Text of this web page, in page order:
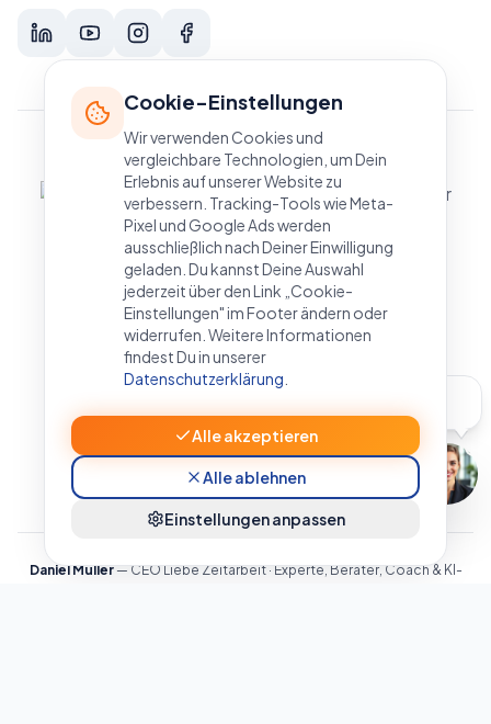
Mitglied in
Daniel Müller— CEO Liebe Zeitarbeit · Experte, Berater, Coach & KI-
Cookie-Einstellungen
Wir verwenden Cookies und
vergleichbare Technologien, um Dein
Erlebnis auf unserer Website zu
verbessern. Tracking-Tools wie Meta-
Pixel und Google Ads werden
ausschließlich nach Deiner Einwilligung
geladen. Du kannst Deine Auswahl
jederzeit über den Link „Cookie-
Einstellungen" im Footer ändern oder
widerrufen. Weitere Informationen
findest Du in unserer
Datenschutzerklärung
Alle akzeptieren
Alle ablehnen
Einstellungen anpassen